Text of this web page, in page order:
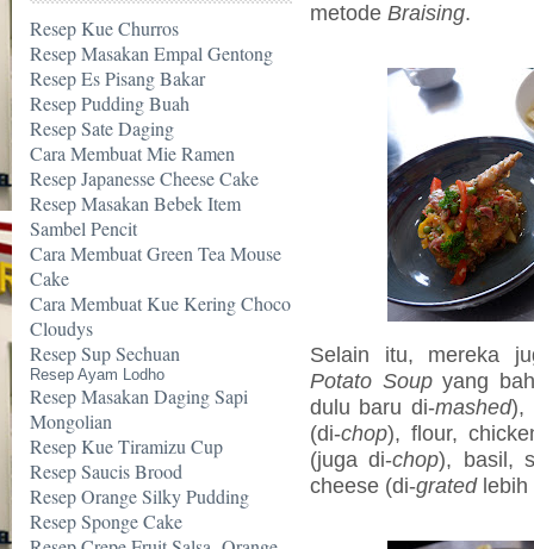
Resep Kue Churros
Resep Masakan Empal Gentong
Resep Es Pisang Bakar
Resep Pudding Buah
Resep Sate Daging
Cara Membuat Mie Ramen
Resep Japanesse Cheese Cake
Resep Masakan Bebek Item
Sambel Pencit
Cara Membuat Green Tea Mouse
Cake
Cara Membuat Kue Kering Choco
Cloudys
Resep Sup Sechuan
Resep Ayam Lodho
Resep Masakan Daging Sapi
Mongolian
Resep Kue Tiramizu Cup
Resep Saucis Brood
Resep Orange Silky Pudding
Resep Sponge Cake
metode Braising.
Selain itu, mereka
Potato Soupyang
dulu baru di-mashed),
(di-chop), flour,
(juga di-chop), basil,
cheese (di-gratedlebih